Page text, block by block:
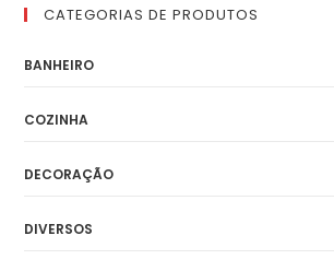
CATEGORIAS DE PRODUTOS
BANHEIRO
COZINHA
DECORAÇÃO
DIVERSOS